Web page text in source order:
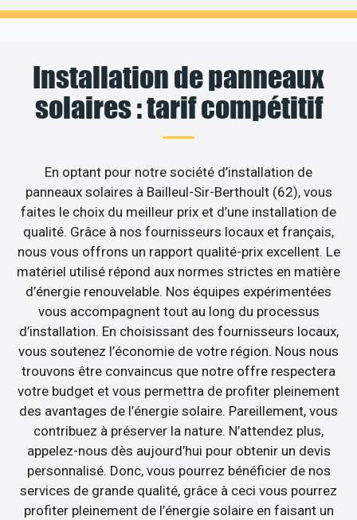
Installation de panneaux
solaires : tarif compétitif
En optant pour notre société d’installation de
panneaux solaires à Bailleul-Sir-Berthoult (62), vous
faites le choix du meilleur prix et d’une installation de
qualité. Grâce à nos fournisseurs locaux et français,
nous vous offrons un rapport qualité-prix excellent. Le
matériel utilisé répond aux normes strictes en matière
d’énergie renouvelable. Nos équipes expérimentées
vous accompagnent tout au long du processus
d’installation. En choisissant des fournisseurs locaux,
vous soutenez l’économie de votre région. Nous nous
trouvons être convaincus que notre offre respectera
votre budget et vous permettra de profiter pleinement
des avantages de l’énergie solaire. Pareillement, vous
contribuez à préserver la nature. N’attendez plus,
appelez-nous dès aujourd’hui pour obtenir un devis
personnalisé. Donc, vous pourrez bénéficier de nos
services de grande qualité, grâce à ceci vous pourrez
profiter pleinement de l’énergie solaire en faisant un